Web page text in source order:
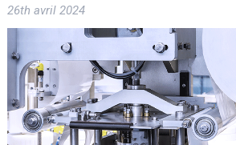
26th avril 2024